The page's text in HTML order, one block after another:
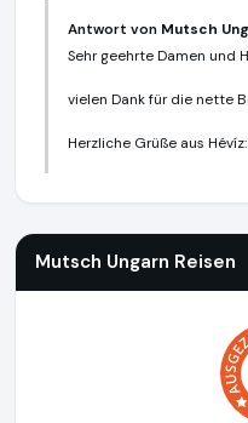
Antwort von Mutsch
Sehr geehrte Damen und
vielen Dank für die nette
Herzliche Grüße aus
Mutsch Ungarn Reisen